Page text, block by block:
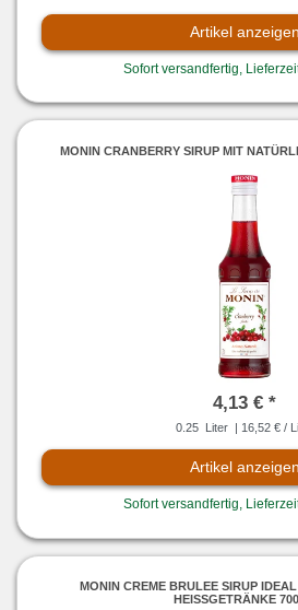
Artikel anzeigen
Sofort versandfertig,
MONIN CRANBERRY SIRUP MIT
4,13 € *
0.25 Liter | 16,52 € /
Artikel anzeigen
Sofort versandfertig,
MONIN CREME BRULEE SIRUP
HEISSGETRÄNKE